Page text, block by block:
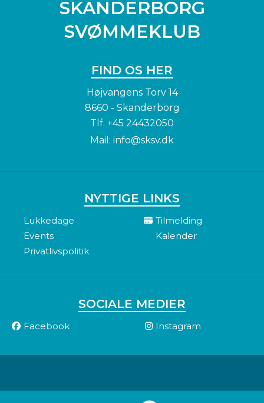
SKANDERBORG
SVØMMEKLUB
FIND OS HER
Højvangens Torv 14
8660 - Skanderborg
Tlf. +45 24432050
Mail: info@sksv.dk
NYTTIGE LINKS
Lukkedage
Tilmelding
Events
Kalender
Privatlivspolitik
SOCIALE MEDIER
Facebook Instagram